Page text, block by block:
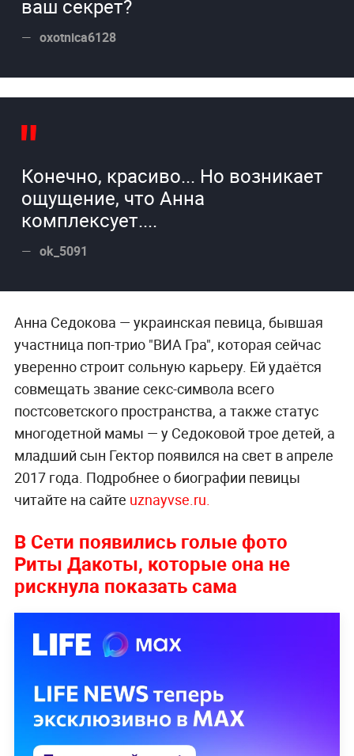
ваш секрет?
oxotnica6128
Конечно, красиво... Но возникает
ощущение, что Анна
комплексует....
ok_5091
Анна Седокова — украинская певица, бывшая
участница поп-трио "ВИА Гра", которая сейчас
уверенно строит сольную карьеру. Ей удаётся
совмещать звание секс-символа всего
постсоветского пространства, а также статус
многодетной мамы — у Седоковой трое детей, а
младший сын Гектор появился на свет в апреле
2017 года. Подробнее о биографии певицы
читайте на сайте uznayvse.ru.
В Сети появились голые фото
Риты Дакоты, которые она не
рискнула показать сама